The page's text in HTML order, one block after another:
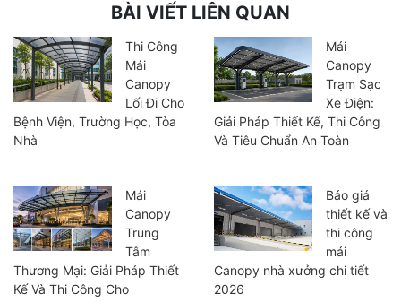
BÀI VIẾT LIÊN QUAN
Thi Công
Mái
Canopy
Lối Đi Cho
Bệnh Viện, Trường Học, Tòa
Nhà
Mái
Canopy
Trạm Sạc
Xe Điện:
Giải Pháp Thiết Kế, Thi Công
Và Tiêu Chuẩn An Toàn
Mái
Canopy
Trung
Tâm
Thương Mại: Giải Pháp Thiết
Kế Và Thi Công Cho
Báo giá
thiết kế và
thi công
mái
Canopy nhà xưởng chi tiết
2026